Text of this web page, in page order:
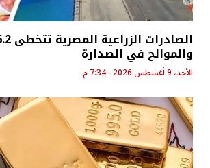
والموالح في الصدارة
الأحد، 9 أغسطس 2026 - 7:34 م